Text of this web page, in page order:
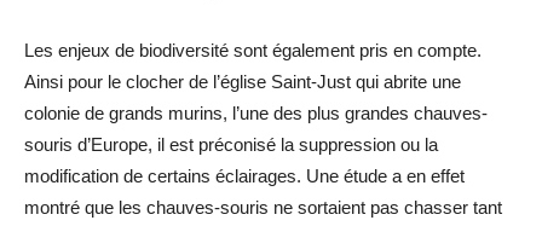
Les enjeux de biodiversité sont également pris en compte.
Ainsi pour le clocher de l’église Saint-Just qui abrite une
colonie de grands murins, l’une des plus grandes chauves-
souris d’Europe, il est préconisé la suppression ou la
modification de certains éclairages. Une étude a en effet
montré que les chauves-souris ne sortaient pas chasser tant